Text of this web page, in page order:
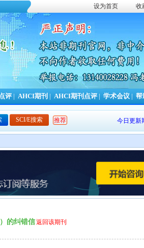
设为首页 收
评 AHCI期刊 AHCI期刊点评 学术会议 帮
SCI/E搜索 推荐 今日更新期
的纠错信返回该期刊